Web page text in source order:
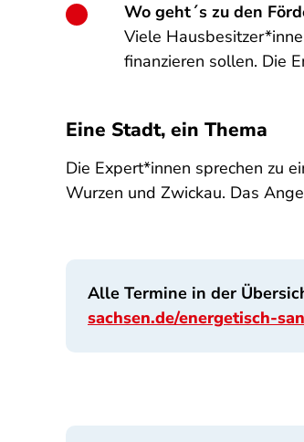
Wo geht´s zu den
Viele
finanzieren sollen. Die
Eine Stadt, ein Thema
Die Expert*innen sprechen zu
Wurzen und Zwickau. Das
Alle Termine in der
sachsen.de/energetisch-